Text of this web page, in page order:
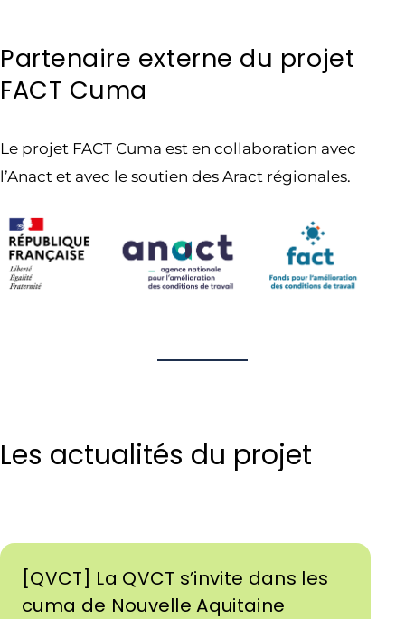
Partenaire externe du projet
FACT Cuma
Le projet FACT Cuma est en collaboration avec
l’Anact et avec le soutien des Aract régionales.
Les actualités du projet
[QVCT] La QVCT s’invite dans les
cuma de Nouvelle Aquitaine